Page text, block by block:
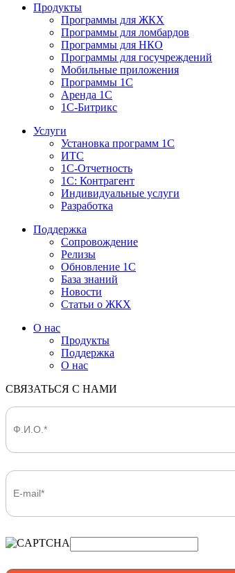
Продукты
Программы для ЖКХ
Программы для ломбардов
Программы для НКО
Программы для госучреждений
Мобильные приложения
Программы 1С
Аренда 1С
1С-Битрикс
Услуги
Установка программ 1С
ИТС
1С-Отчетность
1С: Контрагент
Индивидуальные услуги
Разработка
Поддержка
Сопровождение
Релизы
Обновление 1С
База знаний
Новости
Статьи о ЖКХ
О нас
Продукты
Поддержка
О нас
СВЯЗАТЬСЯ С НАМИ